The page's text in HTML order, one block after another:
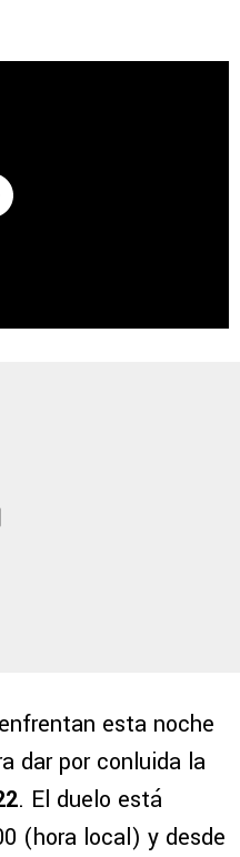
esta noche
dar por conluida la
. El duelo está
(hora local) y desde